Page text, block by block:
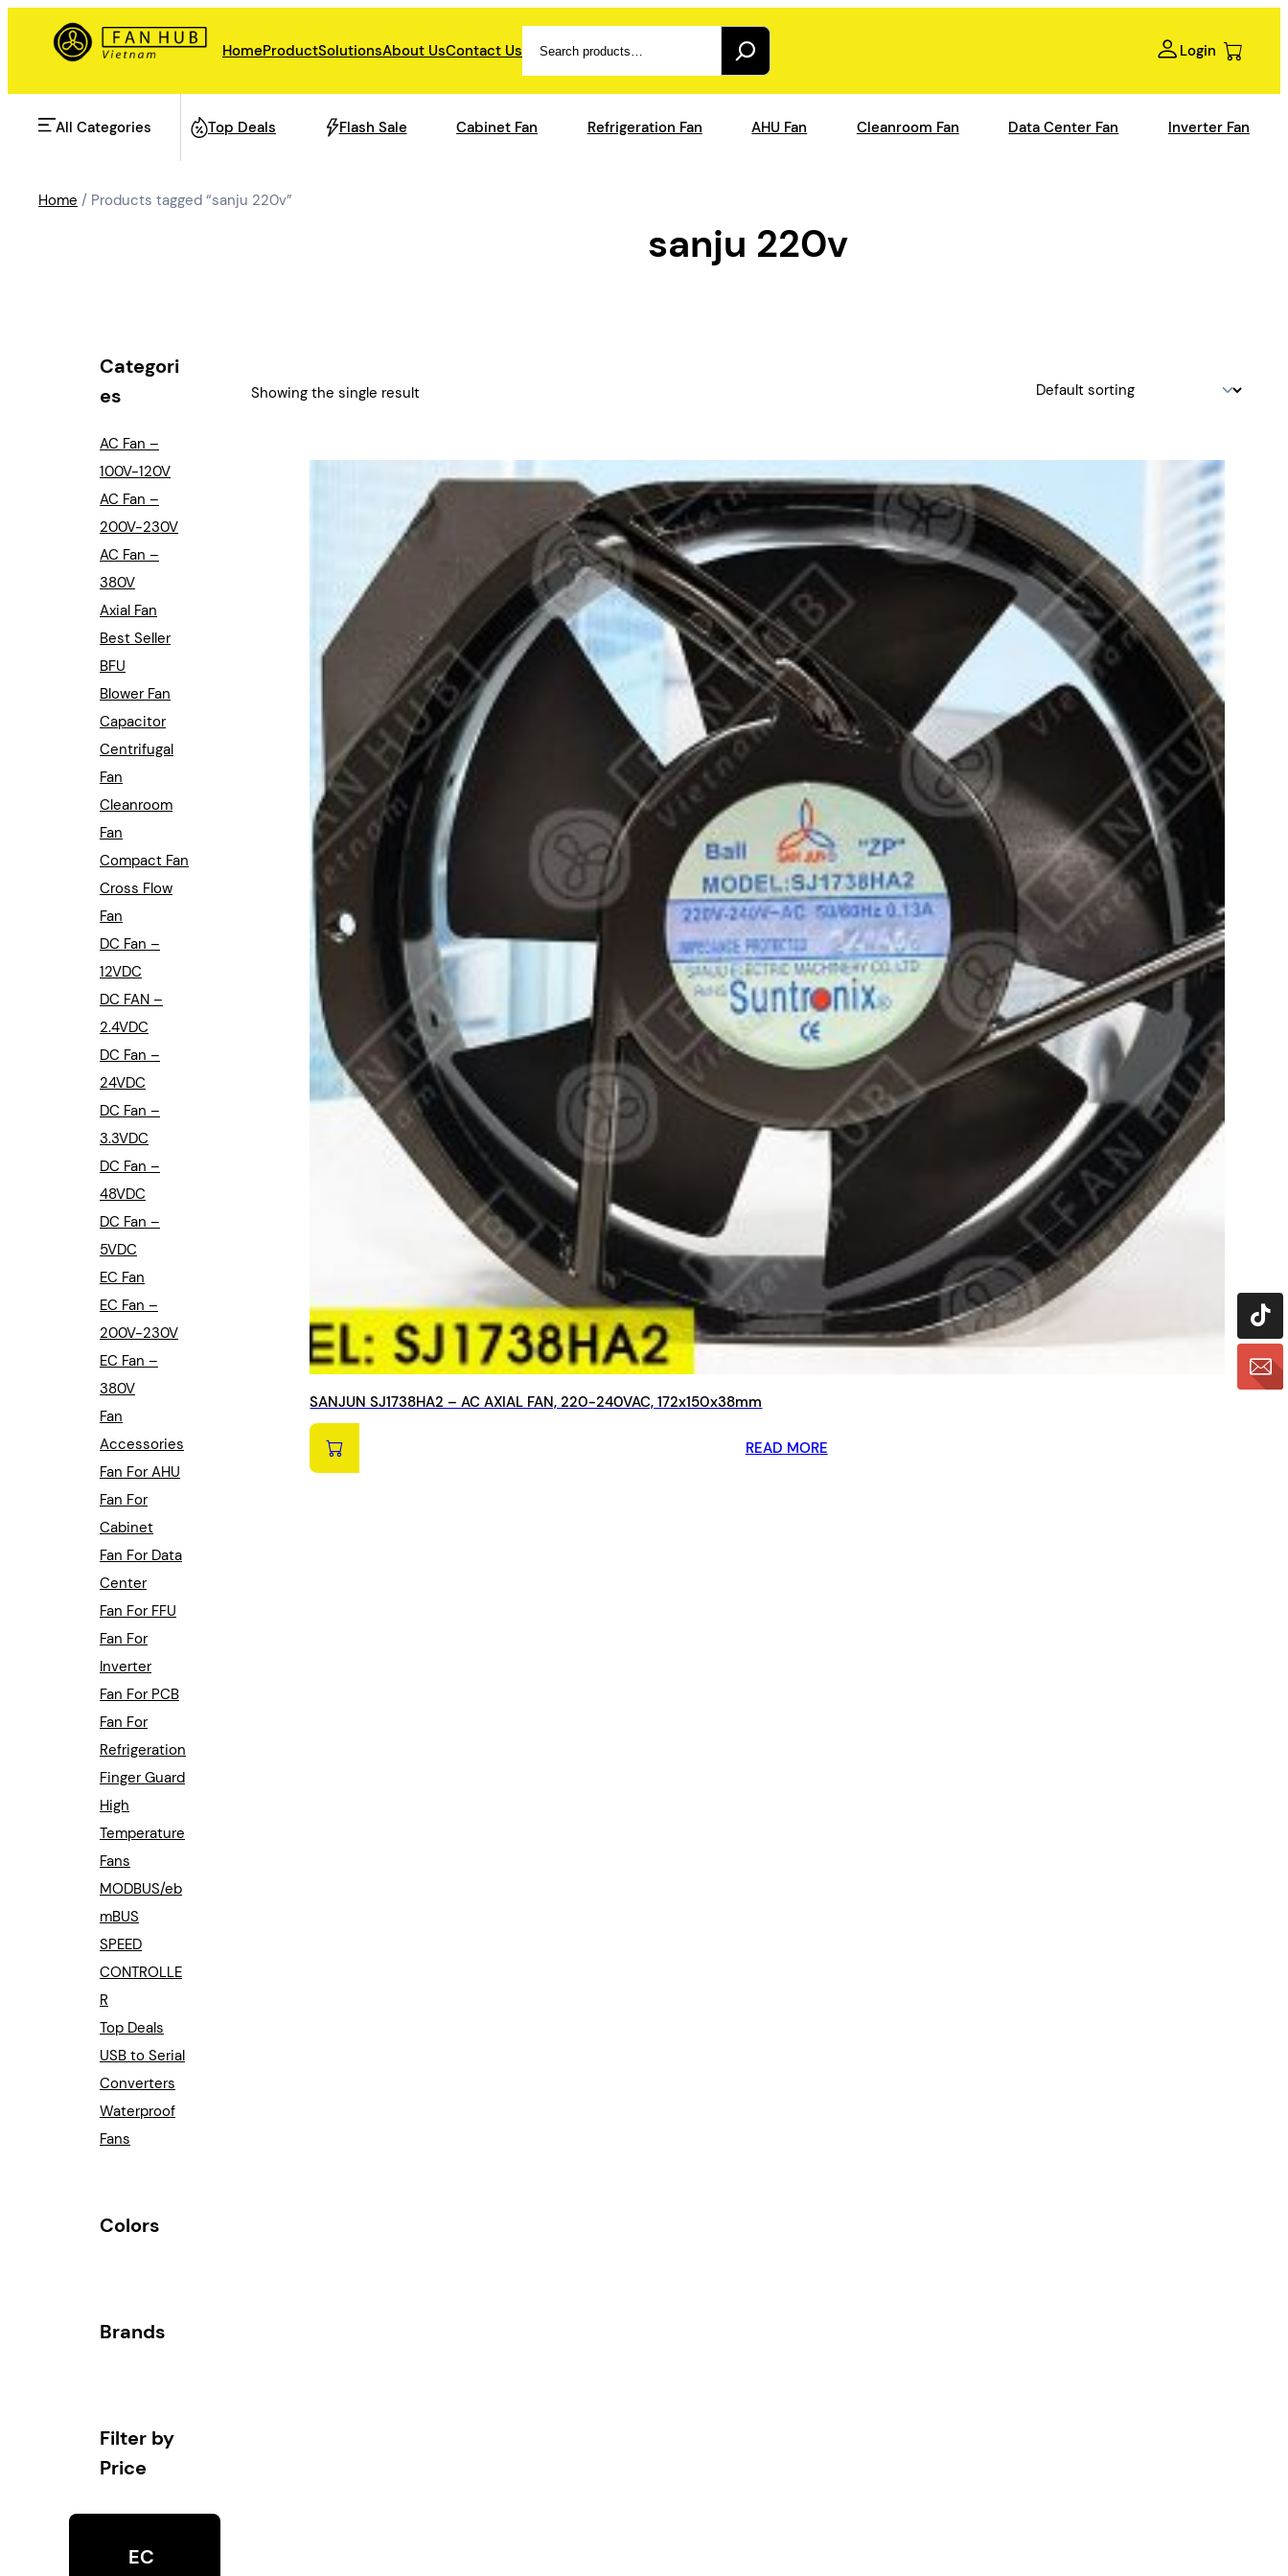
HomeProductSolutionsAbout UsContact Us Login
All Categories
AHU Fan
Refrigeration Fan
Industrial Automation
Cleanroom Fan
Air Purification
Cabinet Fan
Inverter Fan
Top Deals Flash Sale Cabinet Fan Refrigeration Fan AHU Fan Cleanroom Fan Data Center Fan Inverter Fan
Categori
es
AC Fan –
100V-120V
AC Fan –
200V-230V
AC Fan –
380V
Axial Fan
Best Seller
BFU
Blower Fan
Capacitor
Centrifugal
Fan
Cleanroom
Fan
Compact Fan
Cross Flow
Fan
DC Fan –
12VDC
DC FAN –
2.4VDC
DC Fan –
24VDC
DC Fan –
3.3VDC
DC Fan –
48VDC
DC Fan –
5VDC
EC Fan
EC Fan –
200V-230V
EC Fan –
380V
Fan
Accessories
Fan For AHU
Fan For
Cabinet
Fan For Data
Center
Fan For FFU
Fan For
Inverter
Fan For PCB
Fan For
Refrigeration
Finger Guard
High
Temperature
Fans
MODBUS/eb
mBUS
SPEED
CONTROLLE
R
Top Deals
USB to Serial
Converters
Waterproof
Fans
Colors
Brands
Filter by
Price
EC
Home / Products tagged “sanju 220v”
sanju 220v
Showing the single result
SANJUN SJ1738HA2 – AC AXIAL FAN, 220-240VAC, 172x150x38mm
READ MORE